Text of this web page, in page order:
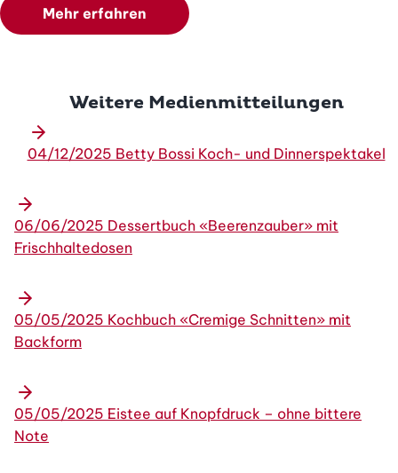
Mehr erfahren
Weitere Medienmitteilungen
04/12/2025 Betty Bossi Koch- und Dinnerspektakel
06/06/2025 Dessertbuch «Beerenzauber» mit
Frischhaltedosen
05/05/2025 Kochbuch «Cremige Schnitten» mit
Backform
05/05/2025 Eistee auf Knopfdruck – ohne bittere
Note